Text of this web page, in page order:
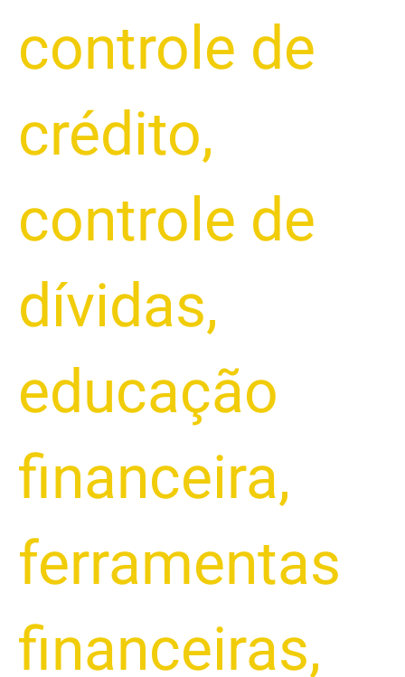
controle de
crédito,
controle de
dívidas,
educação
financeira,
ferramentas
financeiras,